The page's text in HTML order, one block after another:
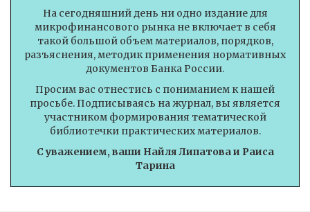
На сегодняшний день ни одно издание для
микрофинансового рынка не включает в себя
такой большой объем материалов, порядков,
разъяснения, методик применения нормативных
документов Банка России.
Просим вас отнестись с пониманием к нашей
просьбе. Подписываясь на журнал, вы является
участником формирования тематической
библиотечки практических материалов.
С уважением, ваши Найля Липатова и Раиса
Тарина